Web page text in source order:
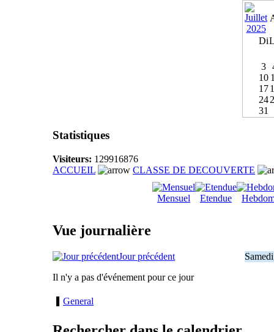
Di
3
10
17
24
31
Statistiques
Visiteurs: 129916876
ACCUEIL
CLASSE DE DECOUVERTE
Mensuel Etendue
Vue journalière
Jour précédent
Il n'y a pas d'événement pour ce jour
General